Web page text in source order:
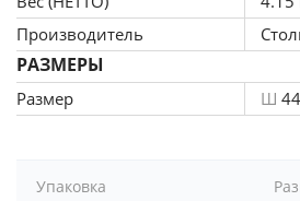
Производитель
РАЗМЕРЫ
Размер Ш
Упаковка